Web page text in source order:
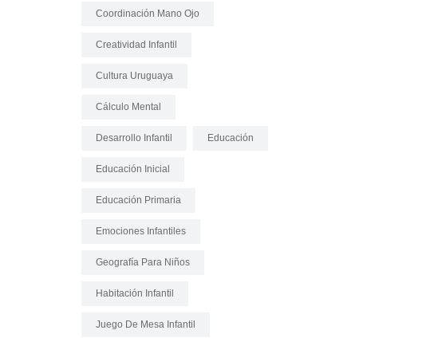
Coordinación Mano Ojo
Creatividad Infantil
Cultura Uruguaya
Cálculo Mental
Desarrollo Infantil Educación
Educación Inicial
Educación Primaria
Emociones Infantiles
Geografía Para Niños
Habitación Infantil
Juego De Mesa Infantil